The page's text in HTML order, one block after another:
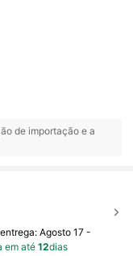
de importação e a
Agosto 17 -
em até 12dias